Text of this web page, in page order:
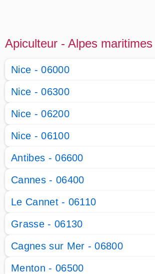
Apiculteur - Alpes maritimes
Nice - 06000
Nice - 06300
Nice - 06200
Nice - 06100
Antibes - 06600
Cannes - 06400
Le Cannet - 06110
Grasse - 06130
Cagnes sur Mer - 06800
Menton - 06500